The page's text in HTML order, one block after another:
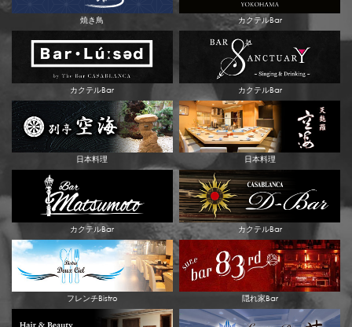
焼き鳥 カクテルBar
カクテルBar カクテルBar
日本料理 日本料理
カクテルBar カクテルBar
フレンチBistro 隠れ家Bar